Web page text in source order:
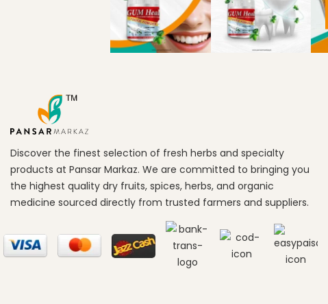
Discover the finest selection of fresh herbs and specialty
products at Pansar Markaz. We are committed to bringing you
the highest quality dry fruits, spices, herbs, and organic
medicine sourced directly from trusted farmers and suppliers.